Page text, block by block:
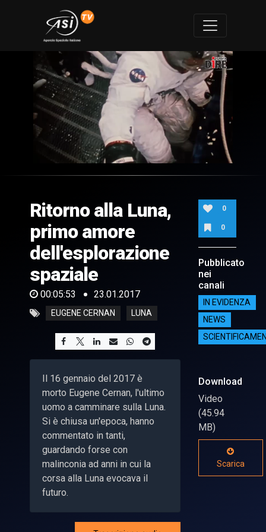
of
53
seconds
Ritorno alla Luna,
primo amore
dell'esplorazione
spaziale
00:05:53 23.01.2017
EUGENE CERNAN LUNA
Il 16 gennaio del 2017 è
morto Eugene Cernan, l'ultimo
uomo a camminare sulla Luna.
Si è chiusa un'epoca, hanno
commentato in tanti,
guardando forse con
malinconia ad anni in cui la
corsa alla Luna evocava il
futuro.
0
0
Pubblicato
nei
canali
IN EVIDENZA
NEWS
Download
Video
(45.94
MB)
Scarica